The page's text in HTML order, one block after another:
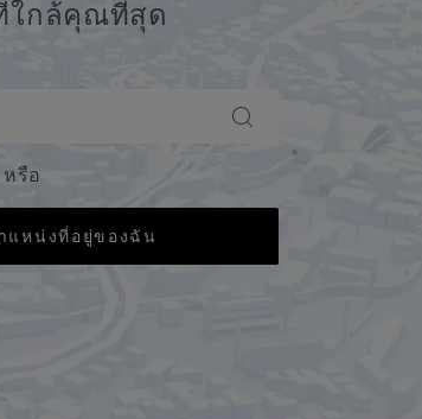
ใกล้คุณที่สุด
หรือ
แหน่งที่อยู่ของฉัน